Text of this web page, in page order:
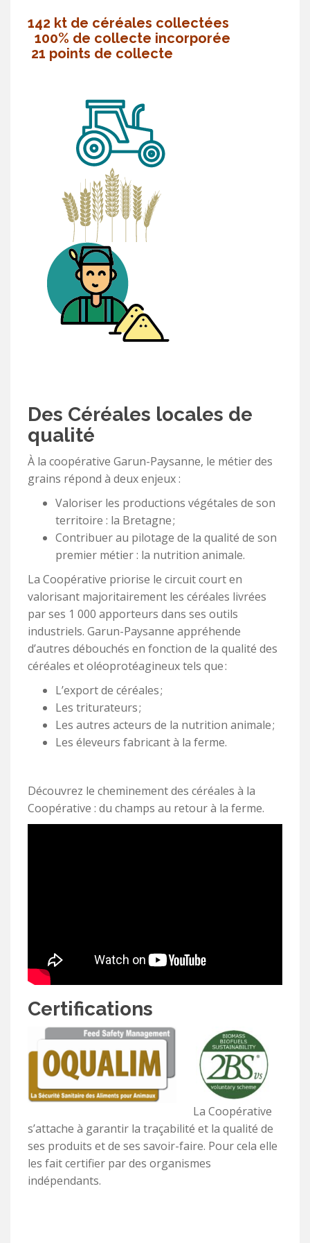
142 kt de céréales collectées
100% de collecte incorporée
21 points de collecte
Des Céréales locales de
qualité
À la coopérative Garun-Paysanne, le métier des
grains répond à deux enjeux :
Valoriser les productions végétales de son
territoire : la Bretagne ;
Contribuer au pilotage de la qualité de son
premier métier : la nutrition animale.
La Coopérative priorise le circuit court en
valorisant majoritairement les céréales livrées
par ses 1 000 apporteurs dans ses outils
industriels. Garun-Paysanne appréhende
d’autres débouchés en fonction de la qualité des
céréales et oléoprotéagineux tels que :
L’export de céréales ;
Les triturateurs ;
Les autres acteurs de la nutrition animale ;
Les éleveurs fabricant à la ferme.
Découvrez le cheminement des céréales à la
Coopérative : du champs au retour à la ferme.
Certifications
La Coopérative
s’attache à garantir la traçabilité et la qualité de
ses produits et de ses savoir-faire. Pour cela elle
les fait certifier par des organismes
indépendants.